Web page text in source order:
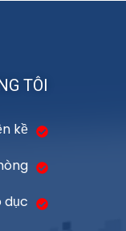
TÔI
kề
dục